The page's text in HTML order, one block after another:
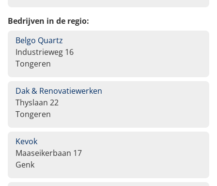
Bedrijven in de regio:
Belgo Quartz
Industrieweg 16
Tongeren
Dak & Renovatiewerken
Thyslaan 22
Tongeren
Kevok
Maaseikerbaan 17
Genk